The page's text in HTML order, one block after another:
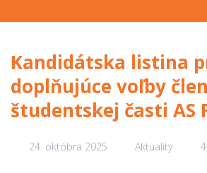
Kandidátska listina
doplňujúce voľby
študentskej časti AS
24. októbra 2025 Aktuality